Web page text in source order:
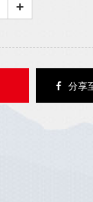
分享